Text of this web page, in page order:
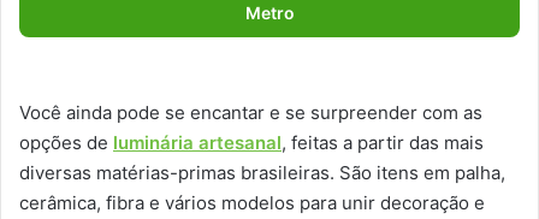
Metro
Você ainda pode se encantar e se surpreender com as
opções de luminária artesanal, feitas a partir das mais
diversas matérias-primas brasileiras. São itens em palha,
cerâmica, fibra e vários modelos para unir decoração e